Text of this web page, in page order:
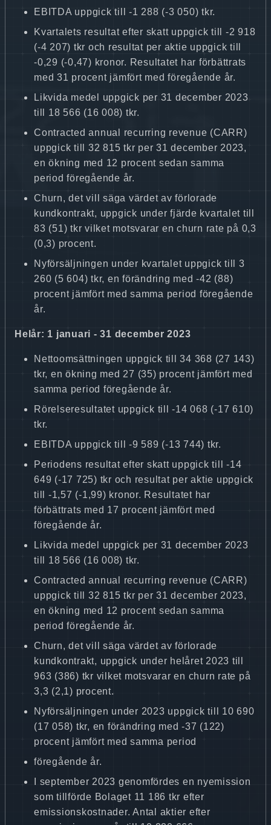
EBITDA uppgick till -1 288 (-3 050) tkr.
Kvartalets resultat efter skatt uppgick till -2 918
(-4 207) tkr och resultat per aktie uppgick till
-0,29 (-0,47) kronor. Resultatet har förbättrats
med 31 procent jämfört med föregående år.
Likvida medel uppgick per 31 december 2023
till 18 566 (16 008) tkr.
Contracted annual recurring revenue (CARR)
uppgick till 32 815 tkr per 31 december 2023,
en ökning med 12 procent sedan samma
period föregående år.
Churn, det vill säga värdet av förlorade
kundkontrakt, uppgick under fjärde kvartalet till
83 (51) tkr vilket motsvarar en churn rate på 0,3
(0,3) procent.
Nyförsäljningen under kvartalet uppgick till 3
260 (5 604) tkr, en förändring med -42 (88)
procent jämfört med samma period föregående
år.
Helår: 1 januari - 31 december 2023
Nettoomsättningen uppgick till 34 368 (27 143)
tkr, en ökning med 27 (35) procent jämfört med
samma period föregående år.
Rörelseresultatet uppgick till -14 068 (-17 610)
tkr.
EBITDA uppgick till -9 589 (-13 744) tkr.
Periodens resultat efter skatt uppgick till -14
649 (-17 725) tkr och resultat per aktie uppgick
till -1,57 (-1,99) kronor. Resultatet har
förbättrats med 17 procent jämfört med
föregående år.
Likvida medel uppgick per 31 december 2023
till 18 566 (16 008) tkr.
Contracted annual recurring revenue (CARR)
uppgick till 32 815 tkr per 31 december 2023,
en ökning med 12 procent sedan samma
period föregående år.
Churn, det vill säga värdet av förlorade
kundkontrakt, uppgick under helåret 2023 till
963 (386) tkr vilket motsvarar en churn rate på
3,3 (2,1) procent.
Nyförsäljningen under 2023 uppgick till 10 690
(17 058) tkr, en förändring med -37 (122)
procent jämfört med samma period
föregående år.
I september 2023 genomfördes en nyemission
som tillförde Bolaget 11 186 tkr efter
emissionskostnader. Antal aktier efter